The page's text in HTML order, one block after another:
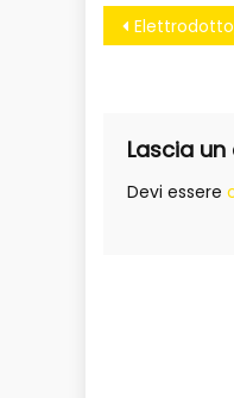
Elettrodotto, la
Lascia
Devi essere